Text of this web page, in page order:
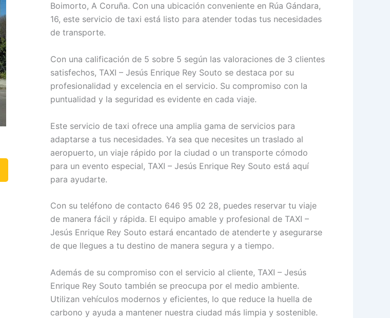
Boimorto, A Coruña. Con una ubicación conveniente en Rúa Gándara,
16, este servicio de taxi está listo para atender todas tus necesidades
de transporte.
Con una calificación de 5 sobre 5 según las valoraciones de 3 clientes
satisfechos, TAXI – Jesús Enrique Rey Souto se destaca por su
profesionalidad y excelencia en el servicio. Su compromiso con la
puntualidad y la seguridad es evidente en cada viaje.
Este servicio de taxi ofrece una amplia gama de servicios para
adaptarse a tus necesidades. Ya sea que necesites un traslado al
aeropuerto, un viaje rápido por la ciudad o un transporte cómodo
para un evento especial, TAXI – Jesús Enrique Rey Souto está aquí
para ayudarte.
Con su teléfono de contacto 646 95 02 28, puedes reservar tu viaje
de manera fácil y rápida. El equipo amable y profesional de TAXI –
Jesús Enrique Rey Souto estará encantado de atenderte y asegurarse
de que llegues a tu destino de manera segura y a tiempo.
Además de su compromiso con el servicio al cliente, TAXI – Jesús
Enrique Rey Souto también se preocupa por el medio ambiente.
Utilizan vehículos modernos y eficientes, lo que reduce la huella de
carbono y ayuda a mantener nuestra ciudad más limpia y sostenible.